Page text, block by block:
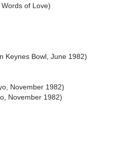
of Love)
Keynes Bowl, June 1982)
November 1982)
November 1982)